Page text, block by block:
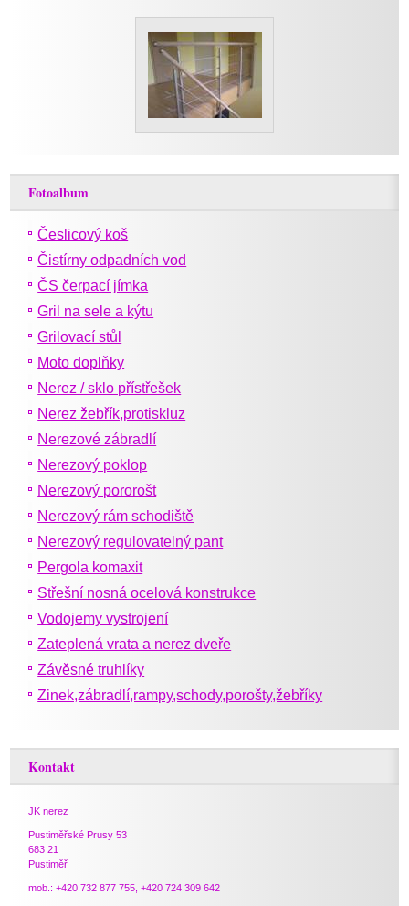
Fotoalbum
Česlicový koš
Čistírny odpadních vod
ČS čerpací jímka
Gril na sele a kýtu
Grilovací stůl
Moto doplňky
Nerez / sklo přístřešek
Nerez žebřík,protiskluz
Nerezové zábradlí
Nerezový poklop
Nerezový pororošt
Nerezový rám schodiště
Nerezový regulovatelný pant
Pergola komaxit
Střešní nosná ocelová konstrukce
Vodojemy vystrojení
Zateplená vrata a nerez dveře
Závěsné truhlíky
Zinek,zábradlí,rampy,schody,porošty,žebříky
Kontakt
JK nerez
Pustiměřské Prusy 53
683 21
Pustiměř
mob.: +420 732 877 755, +420 724 309 642